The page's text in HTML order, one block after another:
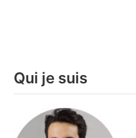
Qui je suis